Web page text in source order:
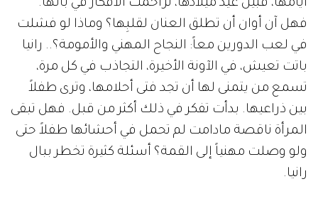
أيامها، قبيل عيد ميلادها، تزاحمت الأفكار في بالها.
فهل آن أوان أن تطلق العنان لقلبِها؟ وماذا لو فشلت
في لعب الدورين معاً: النجاح المهني والأمومة؟.. رانيا
باتت تعيش، في الآونة الأخيرة، التجاذب في كل مرة،
تسمع من يتمنى لها أن تجد فتى أحلامها، وترى طفلاً
بين ذراعيها. بدأت تفكر في ذلك أكثر من قبل. فهل تبقى
المرأة ناقصة مادامت لم تحمل في أحشائها طفلاً حتى
ولو وصلت مهنياً إلى القمة؟ أسئلة كثيرة تخطر ببال
رانيا.